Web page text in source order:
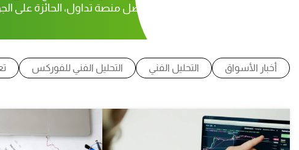
أفضل منصة تداول، الحائزة على
أخبار الأسواق التحليل الفني التحليل الفني للفوركس